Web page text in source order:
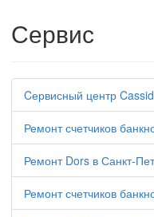
Сервис
Cервисный центр
Ремонт счетчиков
Ремонт Dors в Санкт-
Ремонт счетчиков